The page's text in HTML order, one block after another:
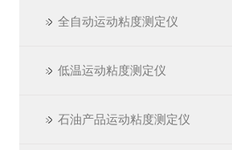
全自动运动粘度测定仪
低温运动粘度测定仪
石油产品运动粘度测定仪